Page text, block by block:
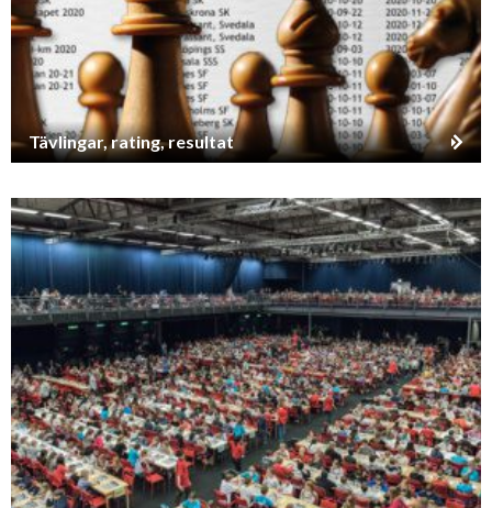
Tävlingar, rating, resultat